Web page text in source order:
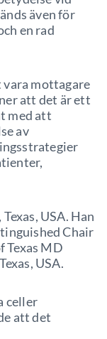
även för
en rad
vara mottagare
att det är ett
med att
av
USA. Han
Chair
Texas MD
USA.
celler
att det